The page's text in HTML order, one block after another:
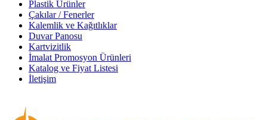
Plastik Ürünler
Çakılar / Fenerler
Kalemlik ve Kağıtlıklar
Duvar Panosu
Kartvizitlik
İmalat Promosyon Ürünleri
Katalog ve Fiyat Listesi
İletişim